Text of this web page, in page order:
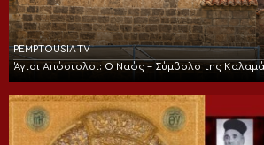
PEMPTOUSIA TV
Άγιοι Απόστολοι: Ο Ναός – Σύμβολο της